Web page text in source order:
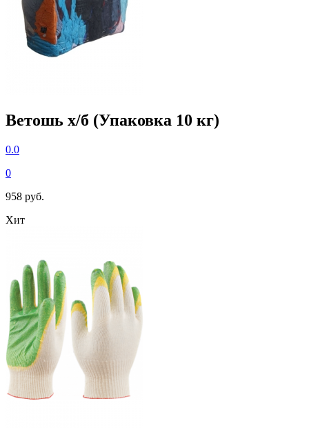
Ветошь х/б (Упаковка 10 кг)
0.0
0
958 руб.
Хит